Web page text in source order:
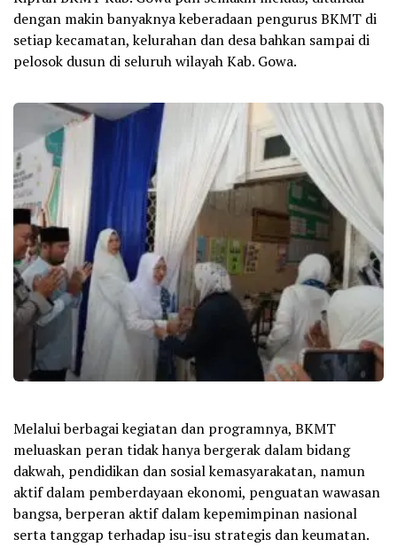
dengan makin banyaknya keberadaan pengurus BKMT di
setiap kecamatan, kelurahan dan desa bahkan sampai di
pelosok dusun di seluruh wilayah Kab. Gowa.
Melalui berbagai kegiatan dan programnya, BKMT
meluaskan peran tidak hanya bergerak dalam bidang
dakwah, pendidikan dan sosial kemasyarakatan, namun
aktif dalam pemberdayaan ekonomi, penguatan wawasan
bangsa, berperan aktif dalam kepemimpinan nasional
serta tanggap terhadap isu-isu strategis dan keumatan.